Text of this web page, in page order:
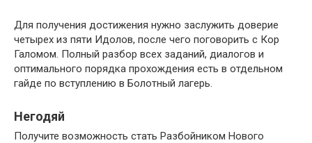
Для получения достижения нужно заслужить доверие
четырех из пяти Идолов, после чего поговорить с Кор
Галомом. Полный разбор всех заданий, диалогов и
оптимального порядка прохождения есть в отдельном
гайде по вступлению в Болотный лагерь.
Негодяй
Получите возможность стать Разбойником Нового